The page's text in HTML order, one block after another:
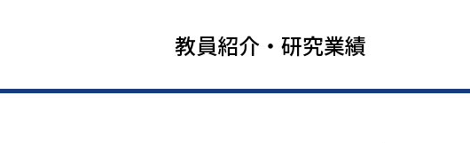
教員紹介・研究業績